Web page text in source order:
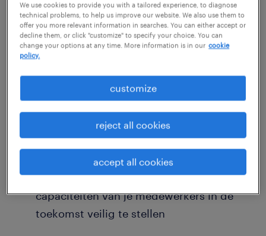
te zoeken naar vacatures, assessments en
het volgen van webinars en trainingen
mogelijk te maken
vacatures op maat via een netwerk van
weerbaarheidstraining voor getroffen en
overgebleven werknemers
Carrièremogelijkheden en scholing om de
capaciteiten van je medewerkers in de
toekomst veilig te stellen
We use cookies to provide you with a tailored experience, to diagnose
technical problems, to help us improve our website. We also use them to
offer you more relevant information in searches. You can either accept or
decline them, or click "customize" to specify your choice. You can
change your options at any time. More information is in our cookie
policy.
customize
reject all cookies
accept all cookies